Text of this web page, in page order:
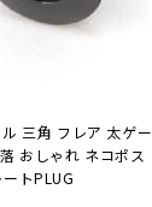
三角 フレア 太ゲー
おしゃれ ネコポス
トPLUG